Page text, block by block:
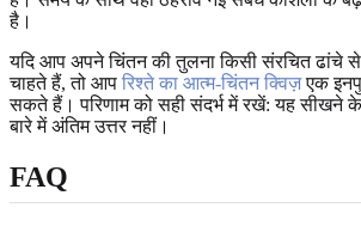
है।
यदि आप अपने चिंतन की तुलना किसी संरचित ढांचे
चाहते हैं, तो आप रिश्ते का आत्म-चिंतन क्विज़एक
सकते हैं। परिणाम को सही संदर्भ में रखें: यह सीखने
बारे में अंतिम उत्तर नहीं।
FAQ